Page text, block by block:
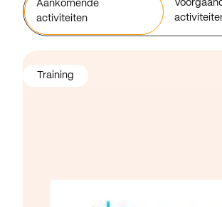
Aankomende
activiteiten
Training